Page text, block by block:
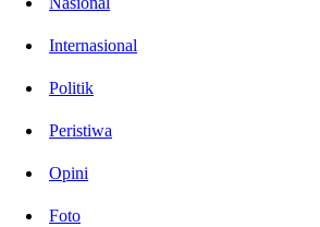
Internasional
Politik
Peristiwa
Opini
Foto